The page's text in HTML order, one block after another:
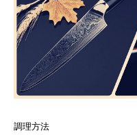
調理方法